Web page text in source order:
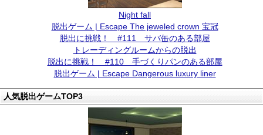
Night fall
脱出ゲーム | Escape The jeweled crown 宝冠
脱出に挑戦！ #111 サバ缶のある部屋
トレーディングルームからの脱出
脱出に挑戦！ #110 手づくりパンのある部屋
脱出ゲーム | Escape Dangerous luxury liner
人気脱出ゲームTOP3